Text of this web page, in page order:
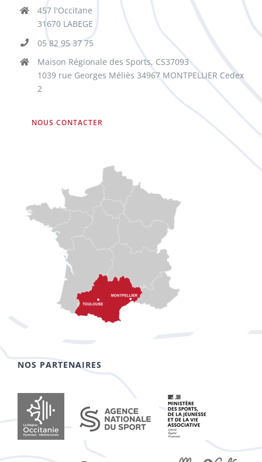
457 l'Occitane
31670 LABEGE
05 82 95 37 75
Maison Régionale des Sports, CS37093
1039 rue Georges Méliès 34967 MONTPELLIER Cedex
2
NOUS CONTACTER
NOS PARTENAIRES